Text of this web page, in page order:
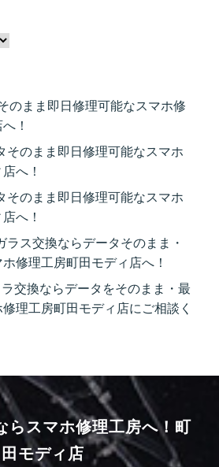
のまま即日修理可能なスマホ修
！
そのまま即日修理可能なスマホ
へ！
そのまま即日修理可能なスマホ
へ！
ラス交換ならデータそのまま・
修理工房町田モディ店へ！
交換ならデータをそのまま・最
理工房町田モディ店にご相談く
らスマホ修理工房へ！ 町
田モディ店